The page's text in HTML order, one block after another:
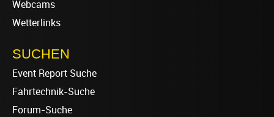
Webcams
Wetterlinks
SUCHEN
Event Report Suche
Fahrtechnik-Suche
Forum-Suche